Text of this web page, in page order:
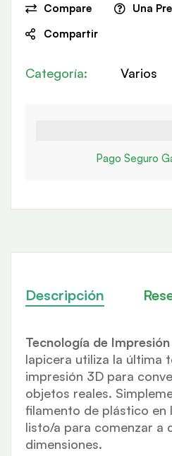
Compare
Una
Compartir
Categoría: Varios
Pago Seguro
Descripción
Tecnología de
lapicera utiliza la última
impresión 3D para
objetos reales.
filamento de plástico en
listo/a para comenzar a
dimensiones.